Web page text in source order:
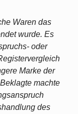
Waren das
wurde. Es
oder
Marke der
machte
des